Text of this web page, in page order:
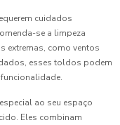
cuidados
se a limpeza
extremas, como ventos
esses toldos podem
ao seu espaço
Eles combinam